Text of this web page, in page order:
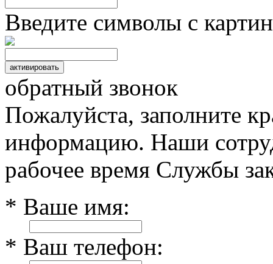
Введите символы с
обратный звонок
Пожалуйста, заполните
информацию. Наши
рабочее время Службы
* Ваше имя:
* Ваш телефон: